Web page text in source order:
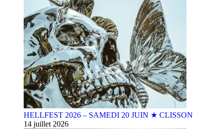
HELLFEST 2026 – SAMEDI 20 JUIN ★ CLISSON
14 juillet 2026